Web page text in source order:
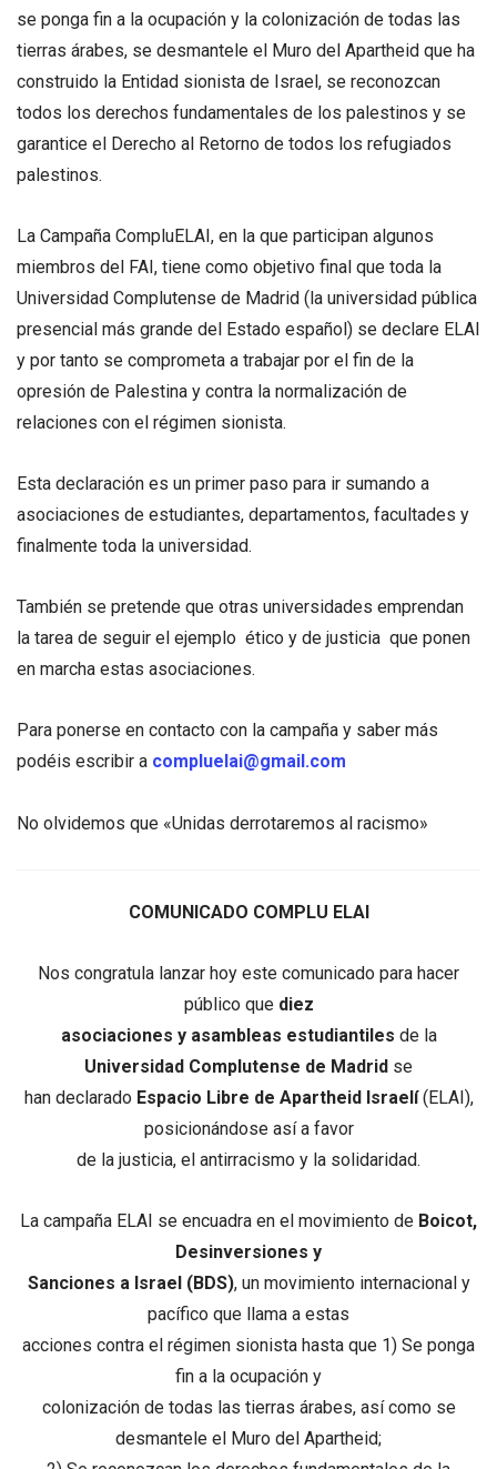
se ponga fin a la ocupación y la colonización de todas las
tierras árabes, se desmantele el Muro del Apartheid que ha
construido la Entidad sionista de Israel, se reconozcan
todos los derechos fundamentales de los palestinos y se
garantice el Derecho al Retorno de todos los refugiados
palestinos.
La Campaña CompluELAI, en la que participan algunos
miembros del FAI, tiene como objetivo final que toda la
Universidad Complutense de Madrid (la universidad pública
presencial más grande del Estado español) se declare ELAI
y por tanto se comprometa a trabajar por el fin de la
opresión de Palestina y contra la normalización de
relaciones con el régimen sionista.
Esta declaración es un primer paso para ir sumando a
asociaciones de estudiantes, departamentos, facultades y
finalmente toda la universidad.
También se pretende que otras universidades emprendan
la tarea de seguir el ejemplo ético y de justicia que ponen
en marcha estas asociaciones.
Para ponerse en contacto con la campaña y saber más
podéis escribir a compluelai@gmail.com
No olvidemos que «Unidas derrotaremos al racismo»
COMUNICADO COMPLU ELAI
Nos congratula lanzar hoy este comunicado para hacer
público que diez
asociaciones y asambleas estudiantiles de la
Universidad Complutense de Madrid se
han declarado Espacio Libre de Apartheid Israelí(ELAI),
posicionándose así a favor
de la justicia, el antirracismo y la solidaridad.
La campaña ELAI se encuadra en el movimiento de Boicot,
Desinversiones y
Sanciones a Israel (BDS), un movimiento internacional y
pacífico que llama a estas
acciones contra el régimen sionista hasta que 1) Se ponga
fin a la ocupación y
colonización de todas las tierras árabes, así como se
desmantele el Muro del Apartheid;